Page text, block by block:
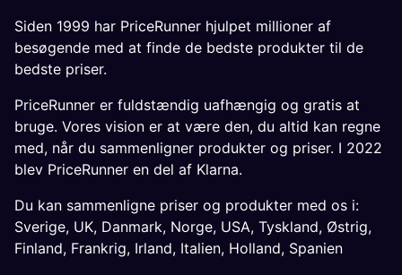
Siden 1999 har PriceRunner hjulpet millioner af
besøgende med at finde de bedste produkter til de
bedste priser.
PriceRunner er fuldstændig uafhængig og gratis at
bruge. Vores vision er at være den, du altid kan regne
med, når du sammenligner produkter og priser. I 2022
blev PriceRunner en del af Klarna.
Du kan sammenligne priser og produkter med os i:
Sverige, UK, Danmark, Norge, USA, Tyskland, Østrig,
Finland, Frankrig, Irland, Italien, Holland, Spanien